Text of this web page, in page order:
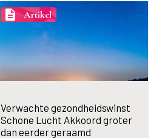
description Artikel
Verwachte gezondheidswinst
Schone Lucht Akkoord groter
dan eerder geraamd